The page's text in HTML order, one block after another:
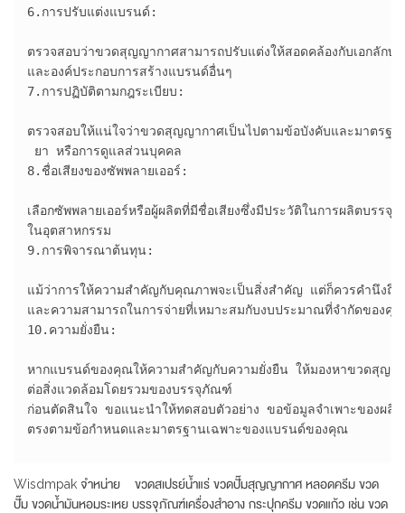
6.การปรับแต่งแบรนด์:
ตรวจสอบว่าขวดสุญญากาศสามารถปรับแต่งให้สอดคล้องกับเอกลั
และองค์ประกอบการสร้างแบรนด์อื่นๆ
7.การปฏิบัติตามกฎระเบียบ:
ตรวจสอบให้แน่ใจว่าขวดสุญญากาศเป็นไปตามข้อบังคับและมาตรฐ
ยา หรือการดูแลส่วนบุคคล
8.ชื่อเสียงของซัพพลายเออร์:
เลือกซัพพลายเออร์หรือผู้ผลิตที่มีชื่อเสียงซึ่งมีประวัติในการผลิตบร
ในอุตสาหกรรม
9.การพิจารณาต้นทุน:
แม้ว่าการให้ความสำคัญกับคุณภาพจะเป็นสิ่งสำคัญ แต่ก็ควรคำนึง
และความสามารถในการจ่ายที่เหมาะสมกับงบประมาณที่จำกัดของคุณ
10.ความยั่งยืน:
หากแบรนด์ของคุณให้ความสำคัญกับความยั่งยืน ให้มองหาขวดสุญญ
ต่อสิ่งแวดล้อมโดยรวมของบรรจุภัณฑ์
ก่อนตัดสินใจ ขอแนะนำให้ทดสอบตัวอย่าง ขอข้อมูลจำเพาะของผ
ตรงตามข้อกำหนดและมาตรฐานเฉพาะของแบรนด์ของคุณ
Wisdmpak จำหน่าย ขวดสเปรย์น้ำแร่ ขวดปั๊มสุญญากาศ หลอดครีม ขวด
ปั๊ม ขวดน้ำมันหอมระเหย บรรจุภัณฑ์เครื่องสำอาง กระปุกครีม ขวดแก้ว เช่น ขวด